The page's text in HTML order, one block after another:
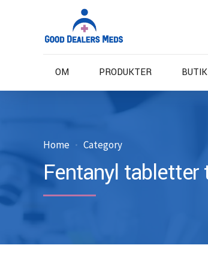
OM PRODUKTER BUTIK
Home Category
Fentanyl tabletter